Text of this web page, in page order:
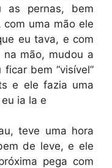
as pernas, bem
com uma mão ele
eu tava, e com
mão, mudou a
bem “visível”
e ele fazia uma
ia la e
teve uma hora
de leve, e ele
pega com